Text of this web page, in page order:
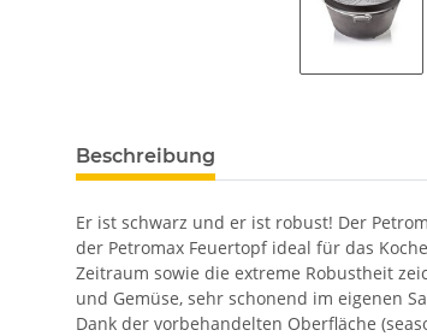
Beschreibung
Er ist schwarz und er ist robust! Der
der Petromax Feuertopf ideal für das
Zeitraum sowie die extreme Robustheit
und Gemüse, sehr schonend im eigenen
Dank der vorbehandelten Oberfläche